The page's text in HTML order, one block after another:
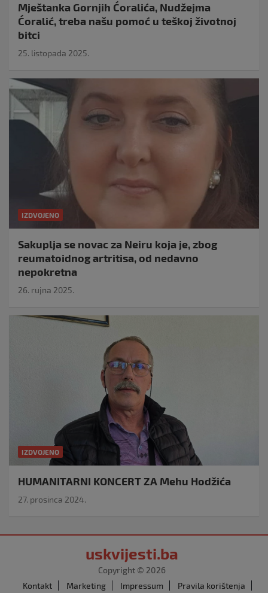
Mještanka Gornjih Ćoralića, Nudžejma
Ćoralić, treba našu pomoć u teškoj životnoj
bitci
25. listopada 2025.
IZDVOJENO
Sakuplja se novac za Neiru koja je, zbog
reumatoidnog artritisa, od nedavno
nepokretna
26. rujna 2025.
IZDVOJENO
HUMANITARNI KONCERT ZA Mehu Hodžića
27. prosinca 2024.
uskvijesti.ba
Copyright © 2026
Kontakt
Marketing Impressum
Pravila korištenja